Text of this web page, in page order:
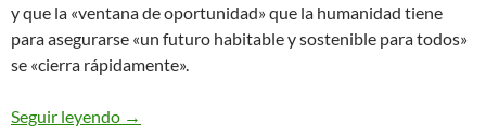
y que la «ventana de oportunidad» que la humanidad tiene
para asegurarse «un futuro habitable y sostenible para todos»
se «cierra rápidamente».
Seguir leyendo La Tierra, nuestro planeta, puede desaparecer
→